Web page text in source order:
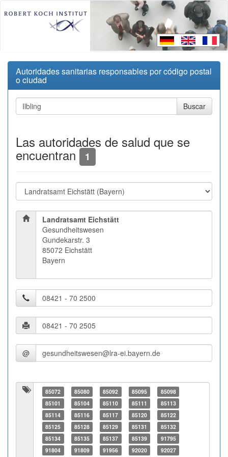
Autoridades sanitarias responsables por código postal
o ciudad
Las autoridades de salud que se
encuentran 1
Landratsamt Eichstätt
Gesundheitswesen
Gundekarstr. 3
85072 Eichstätt
Bayern
@
85072 85080 85092 85095
85098
85101
85104 85110 85111
85113
85114
85116 85117 85120
85122
85125
85128 85129 85131
85132
85134
85135 85137 85139
91795
91804
91809 91956 92020 92027